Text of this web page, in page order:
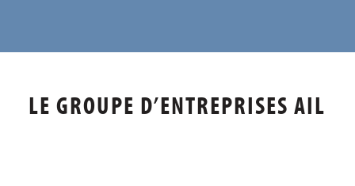
LE GROUPE D’ENTREPRISES AIL